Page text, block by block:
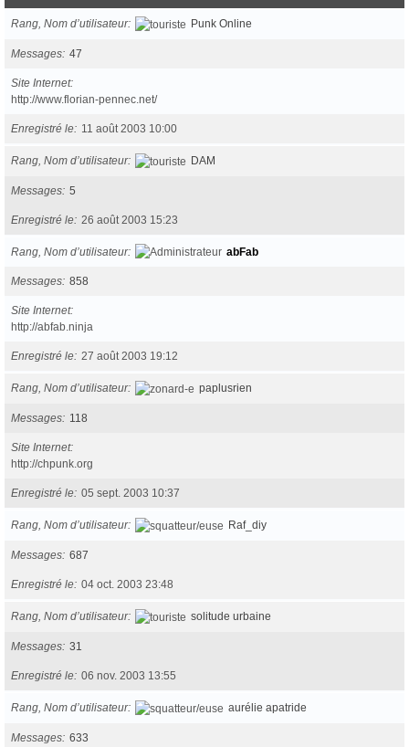
Rang, Nom d’utilisateur Punk Online
Messages 47
Site Internet
http://www.florian-pennec.net/
Enregistré le 11 août 2003 10:00
Rang, Nom d’utilisateur DAM
Messages 5
Enregistré le 26 août 2003 15:23
Rang, Nom d’utilisateur abFab
Messages 858
Site Internet
http://abfab.ninja
Enregistré le 27 août 2003 19:12
Rang, Nom d’utilisateur paplusrien
Messages 118
Site Internet
http://chpunk.org
Enregistré le 05 sept. 2003 10:37
Rang, Nom d’utilisateur Raf_diy
Messages 687
Enregistré le 04 oct. 2003 23:48
Rang, Nom d’utilisateur solitude urbaine
Messages 31
Enregistré le 06 nov. 2003 13:55
Rang, Nom d’utilisateur aurélie apatride
Messages 633